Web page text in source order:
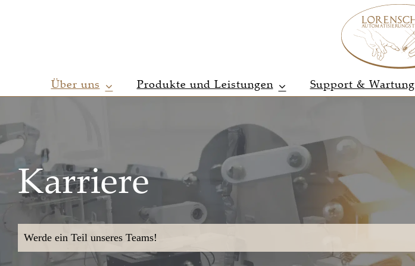
Über uns Produkte und Leistungen Support & Wartung
Karriere
Werde ein Teil unseres Teams!